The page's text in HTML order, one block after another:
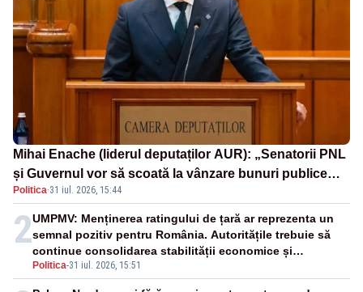
Mihai Enache (liderul deputaților AUR): „Senatorii PNL
și Guvernul vor să scoată la vânzare bunuri publice
pentru a stinge datoriile pentru vaccinurile Pfizer!”
Politica·31 iul. 2026, 15:44
2
Politica-31 iul. 2026, 15:51
UMPMV: Menținerea ratingului de țară ar reprezenta un
semnal pozitiv pentru România. Autoritățile trebuie să
continue consolidarea stabilității economice și
financiare